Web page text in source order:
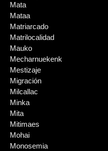
Mata
Mataa
Matriarcado
Matrilocalidad
Mauko
Mecharnuekenk
Mestizaje
Migración
Milcallac
Minka
Mita
Mitimaes
Mohai
Monosemia